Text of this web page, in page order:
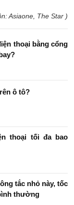
Asiaone, The Star )
thoại bằng cổng
ô tô?
thoại tối đa bao
tắc nhỏ này, tốc
thường